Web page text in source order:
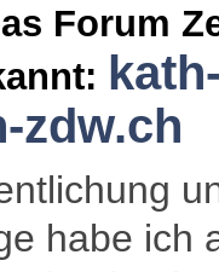
Forum
zdw.ch
habe ich